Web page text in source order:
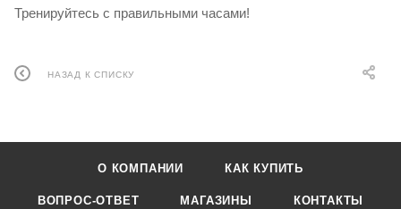
Тренируйтесь с правильными часами!
НАЗАД К СПИСКУ
О КОМПАНИИ КАК КУПИТЬ
ВОПРОС-ОТВЕТ МАГАЗИНЫ КОНТАКТЫ